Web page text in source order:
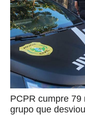
PCPR cumpre 79
grupo que